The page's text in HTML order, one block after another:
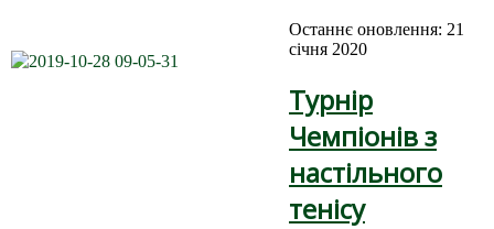
Останнє оновлення: 21
січня 2020
Турнір
Чемпіонів з
настільного
тенісу